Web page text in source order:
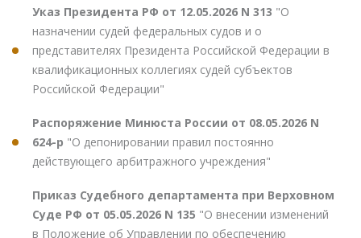
Указ Президента РФ от 12.05.2026 N 313 "О
назначении судей федеральных судов и о
представителях Президента Российской Федерации в
квалификационных коллегиях судей субъектов
Российской Федерации"
Распоряжение Минюста России от 08.05.2026 N
624-р "О депонировании правил постоянно
действующего арбитражного учреждения"
Приказ Судебного департамента при Верховном
Суде РФ от 05.05.2026 N 135 "О внесении изменений
в Положение об Управлении по обеспечению